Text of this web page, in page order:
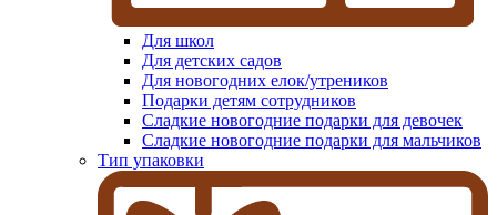
Для школ
Для детских садов
Для новогодних елок/утреников
Подарки детям сотрудников
Сладкие новогодние подарки для девочек
Сладкие новогодние подарки для мальчиков
Тип упаковки